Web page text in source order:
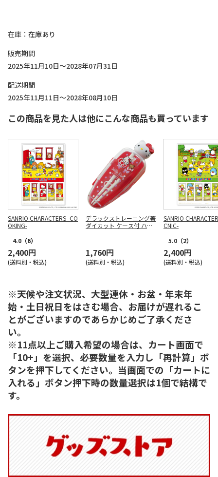
在庫
在庫あり
販売期間
2025年11月10日～2028年07月31日
配送期間
2025年11月11日～2028年08月10日
この商品を見た人は他にこんな商品も買っています
SANRIO CHARACTERS -CO
OKING-
4.0 （6）
2,400円
(送料別・税込)
デラックストレーニング箸
ダイカット ケース付 ハロ
1,760円
(送料別・税込)
SANRIO
CNIC-
5.0 （2）
2,400円
(送料別・税込)
※天候や注文状況、大型連休・お盆・年末年
始・土日祝日をはさむ場合、お届けが遅れるこ
とがございますのであらかじめご了承くださ
い。
※11点以上ご購入希望の場合は、カート画面で
「10+」を選択、必要数量を入力し「再計算」ボ
タンを押下してください。当画面での「カートに
入れる」ボタン押下時の数量選択は1個で結構で
す。